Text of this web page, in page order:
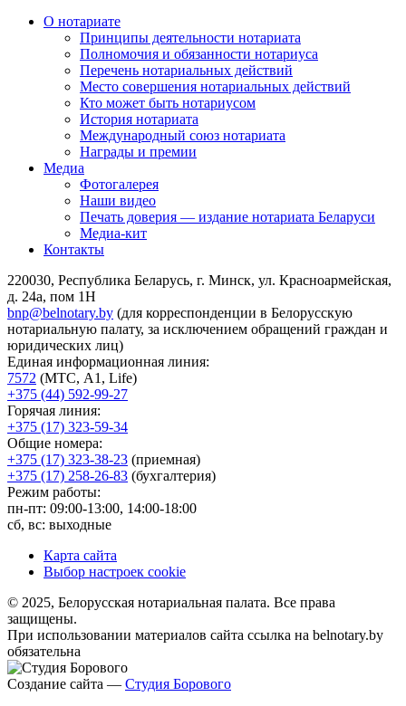
О нотариате
Принципы деятельности нотариата
Полномочия и обязанности нотариуса
Перечень нотариальных действий
Место совершения нотариальных действий
Кто может быть нотариусом
История нотариата
Международный союз нотариата
Награды и премии
Медиа
Фотогалерея
Наши видео
Печать доверия — издание нотариата Беларуси
Медиа-кит
Контакты
220030, Республика Беларусь, г. Минск, ул. Красноармейская,
д. 24а, пом 1Н
bnp@belnotary.by (для корреспонденции в Белорусскую
нотариальную палату, за исключением обращений граждан и
юридических лиц)
Единая информационная линия:
7572 (МТС, A1, Life)
+375 (44) 592-99-27
Горячая линия:
+375 (17) 323-59-34
Общие номера:
+375 (17) 323-38-23 (приемная)
+375 (17) 258-26-83 (бухгалтерия)
Режим работы:
пн-пт: 09:00-13:00, 14:00-18:00
сб, вс: выходные
Карта сайта
Выбор настроек cookie
© 2025, Белорусская нотариальная палата. Все права
защищены.
При использовании материалов сайта ссылка на belnotary.by
обязательна
Создание сайта — Студия Борового